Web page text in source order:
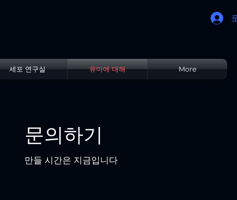
세포 연구실 유마에 대해 More
문의하기
만들 시간은 지금입니다